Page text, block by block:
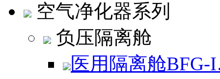
空气净化器系列
负压隔离舱
医用隔离舱